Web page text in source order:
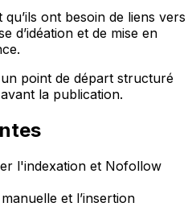
ont besoin de liens vers
d’idéation et de mise en
point de départ structuré
la publication.
l'indexationet Nofollow
et l’insertion